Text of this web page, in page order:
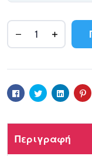
r
Facebook
Twitter
Περιγραφή